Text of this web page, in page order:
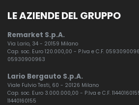
LE AZIENDE DEL GRUPPO
Remarket S.p.A.
Via Lario, 34 - 20159 Milano
Cap. soc. Euro 120.000,00 - P.Iva e C.F.
05930900963
Lario Bergauto S.p.A.
Viale Fulvio Testi, 60 - 20126 Milano
Cap. soc. Euro 3.000.000,00 - P.Iva e C.F.
11440160155